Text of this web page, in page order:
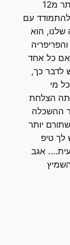
ישראל, אולי הוא טיפה שמן ולא למד יותר מ12
עם
שלנו, הוא
אם כל אחד
לדבר כך,
מי
הצלחת
ההשכלה
יותר
לך טיפ
אגב